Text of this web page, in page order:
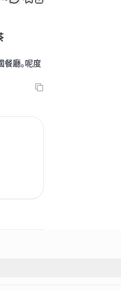
餐廳｡呢度